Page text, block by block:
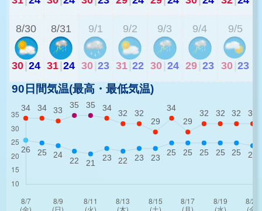
8/30
30|24
8/31
31|24
9/1
30 23
9/2
31 22
9/3
30 24
9/4
29 23
9/5
30 23
90日間気温(最高・最低気温)